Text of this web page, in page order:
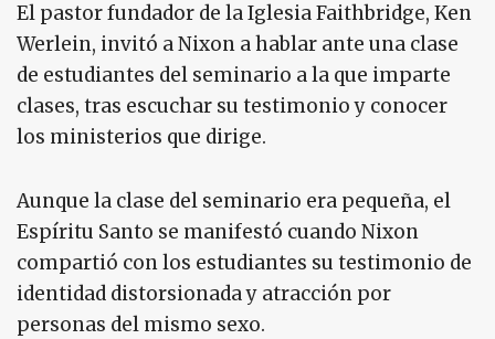
El pastor fundador de la Iglesia Faithbridge, Ken
Werlein, invitó a Nixon a hablar ante una clase
de estudiantes del seminario a la que imparte
clases, tras escuchar su testimonio y conocer
los ministerios que dirige.
Aunque la clase del seminario era pequeña, el
Espíritu Santo se manifestó cuando Nixon
compartió con los estudiantes su testimonio de
identidad distorsionada y atracción por
personas del mismo sexo.